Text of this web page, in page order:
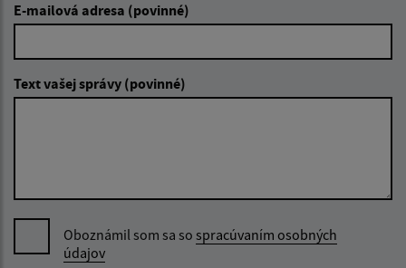
E-mailová adresa (povinné)
Text vašej správy (povinné)
Oboznámil som sa so spracúvaním osobných
údajov